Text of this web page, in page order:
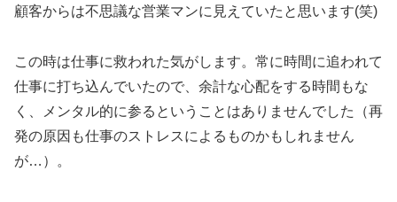
顧客からは不思議な営業マンに見えていたと思います(笑)
この時は仕事に救われた気がします。常に時間に追われて
仕事に打ち込んでいたので、余計な心配をする時間もな
く、メンタル的に参るということはありませんでした（再
発の原因も仕事のストレスによるものかもしれません
が…）。